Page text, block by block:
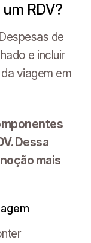
RDV?
de
e incluir
viagem em
Dessa
mais